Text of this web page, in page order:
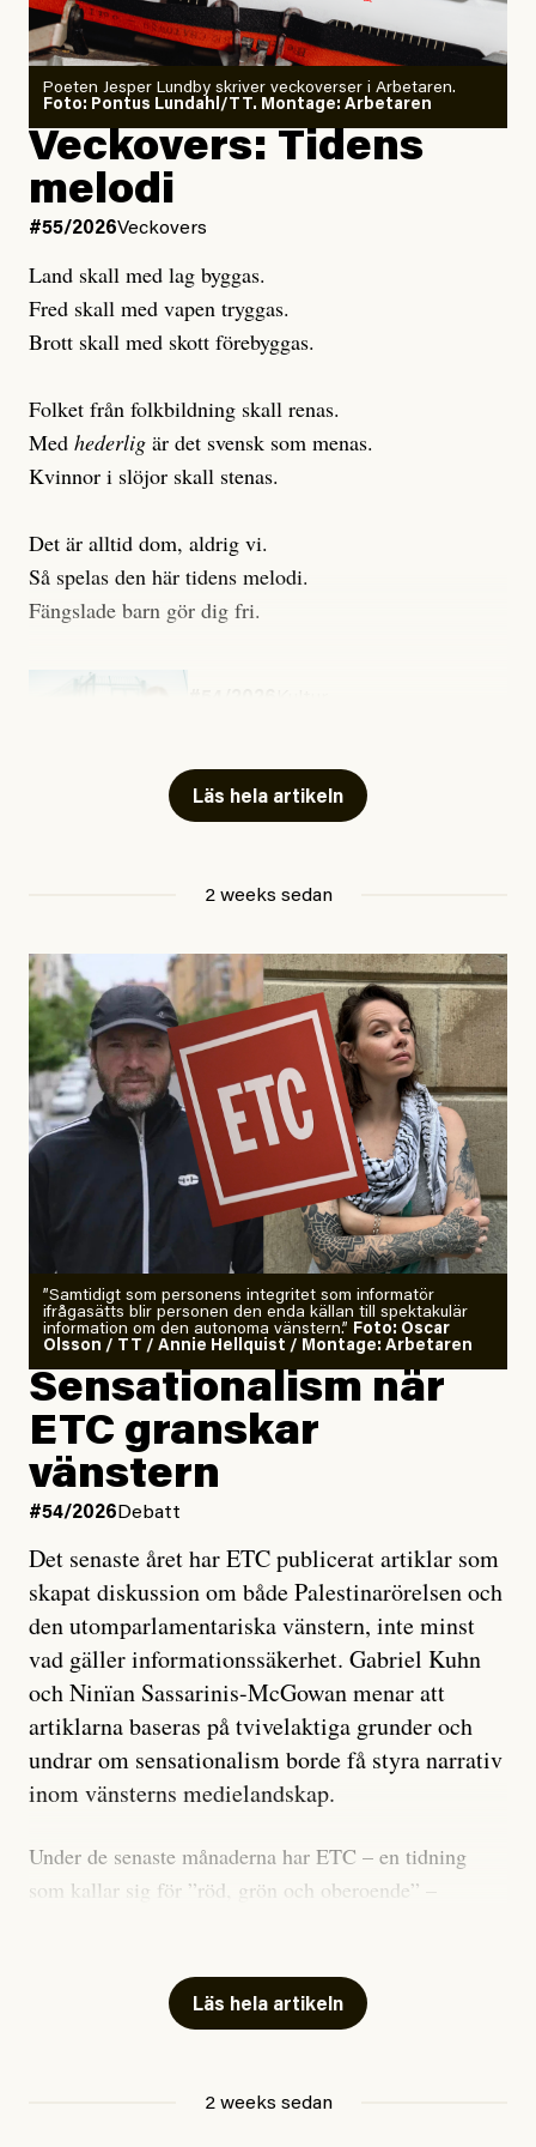
Publicerad6 August, 2026
Uppdaterad7 August, 2026
Joel Kellgren
Publicerad3 August, 2026
Uppdaterad3 August, 2026
Poeten Jesper Lundby skriver veckoverser i Arbetaren.
Foto: Pontus Lundahl/TT. Montage: Arbetaren
Veckovers: Tidens
melodi
#55/2026Veckovers
Land skall med lag byggas.
Fred skall med vapen tryggas.
Brott skall med skott förebyggas.
Folket från folkbildning skall renas.
Med hederlig är det svensk som menas.
Kvinnor i slöjor skall stenas.
Det är alltid dom, aldrig vi.
Så spelas den här tidens melodi.
Fängslade barn gör dig fri.
Läs hela artikeln
2 weeks sedan
”Samtidigt som personens integritet som informatör
ifrågasätts blir personen den enda källan till spektakulär
information om den autonoma vänstern.” Foto: Oscar
Olsson / TT / Annie Hellquist / Montage: Arbetaren
Sensationalism när
ETC granskar
vänstern
#54/2026 Debatt
Det senaste året har ETC publicerat artiklar som
skapat diskussion om både Palestinarörelsen och
den utomparlamentariska vänstern, inte minst
vad gäller informationssäkerhet. Gabriel Kuhn
och Ninïan Sassarinis-McGowan menar att
artiklarna baseras på tvivelaktiga grunder och
undrar om sensationalism borde få styra narrativ
inom vänsterns medielandskap.
Under de senaste månaderna har ETC – en tidning
som kallar sig för ”röd, grön och oberoende” –
skriver för? Vad betyder det att vara en ”röd, grön och
oberoende” tidning? Och vad är egentligen bra
Läs hela artikeln
2 weeks sedan